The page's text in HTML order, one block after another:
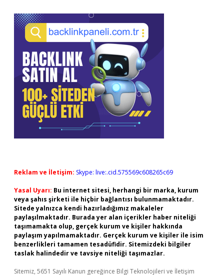
Reklam ve İletişim: Skype: live:.cid.575569c608265c69
Yasal Uyarı: Bu internet sitesi, herhangi bir marka, kurum
veya şahıs şirketi ile hiçbir bağlantısı bulunmamaktadır.
Sitede yalnızca kendi hazırladığımız makaleler
paylaşılmaktadır. Burada yer alan içerikler haber niteliği
taşımamakta olup, gerçek kurum ve kişiler hakkında
paylaşım yapılmamaktadır. Gerçek kurum ve kişiler ile isim
benzerlikleri tamamen tesadüfidir. Sitemizdeki bilgiler
taslak halindedir ve tavsiye niteliği taşımazlar.
Sitemiz, 5651 Sayılı Kanun gereğince Bilgi Teknolojileri ve İletişim